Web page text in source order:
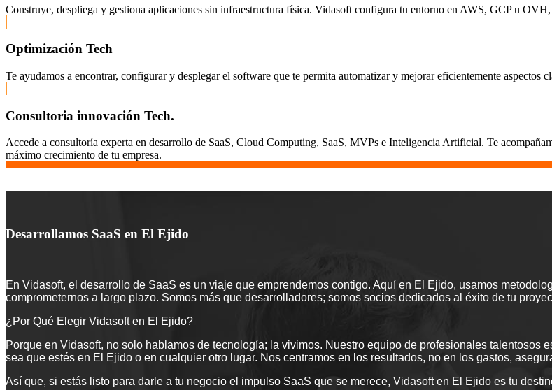
Construye, despliega y gestiona aplicaciones sin infraestructura física. Vidasoft configura tu entorno en AWS, GCP u
Optimización Tech
Te ayudamos a encontrar, configurar y desplegar el software que te permita automatizar y mejorar eficientemente aspectos
Consultoria innovación Tech.
Accede a consultoría experta en desarrollo de SaaS, Cloud Computing, SaaS, MVPs e Inteligencia Artificial. Te
máximo crecimiento de tu empresa.
Desarrollamos SaaS en El Ejido
En Vidasoft, el desarrollo de SaaS es un viaje que emprendemos contigo. Aquí en El Ejido, usamos
comprometernos a largo plazo. Somos más que desarrolladores; somos socios dedicados al éxito de tu
¿Por Qué Elegir Vidasoft en El Ejido?
Porque en Vidasoft, no solo hablamos de tecnología; la vivimos. Nuestro equipo de profesionales talentosos
sea que estés en El Ejido o en cualquier otro lugar. Nos centramos en los resultados, no en los gastos,
Así que, si estás listo para darle a tu negocio el impulso SaaS que se merece, Vidasoft en El Ejido es tu